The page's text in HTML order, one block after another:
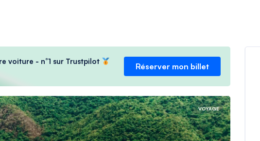
voiture - n°1 sur Trustpilot
Réserver mon billet
VOYAGE